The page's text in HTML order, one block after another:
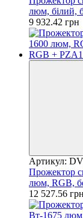
люм, білий,
9 932.42 грн
Артикул:
Прожектор
люм, RGB,
12 527.56 грн